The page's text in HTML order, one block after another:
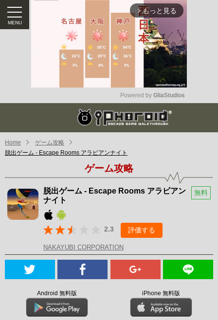
arrow_forward_ios もっと見る
Mute
Powered by GliaStudios
Home
ゲーム攻略
脱出ゲーム - Escape Rooms アラビアンナイト
ゲーム攻略
脱出ゲーム - Escape Rooms アラビアン
ナイト
無料
2.3 評価する
NAKAYUBI CORPORATION
Android 無料版 iPhone 無料版